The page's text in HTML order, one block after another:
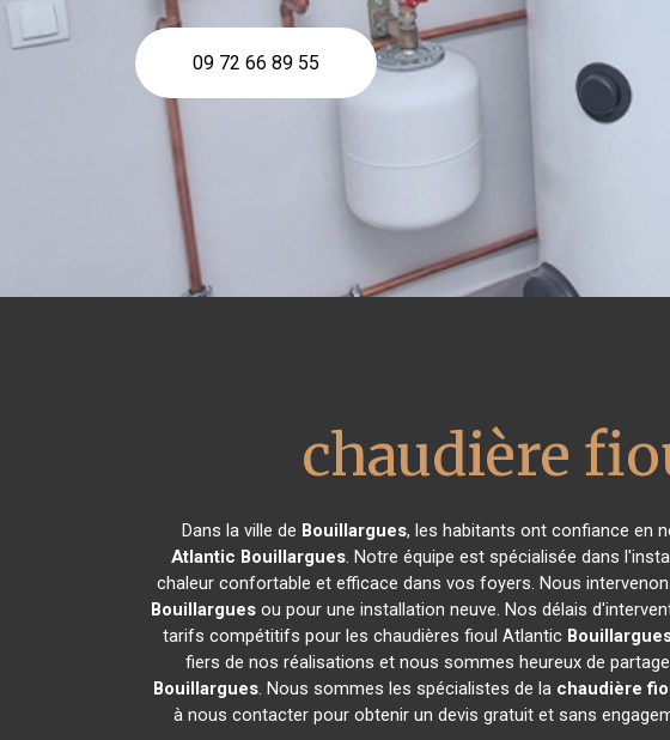
09 72 66 89 55
chaudière
Dans la ville de Bouillargues, les habitants ont confiance en
Atlantic Bouillargues. Notre équipe est spécialisée dans
chaleur confortable et efficace dans vos foyers. Nous
Bouillarguesou pour une installation neuve. Nos délais
tarifs compétitifs pour les chaudières fioul Atlantic
fiers de nos réalisations et nous sommes heureux de
Bouillargues. Nous sommes les spécialistes de la chaudière
à nous contacter pour obtenir un devis gratuit et sans